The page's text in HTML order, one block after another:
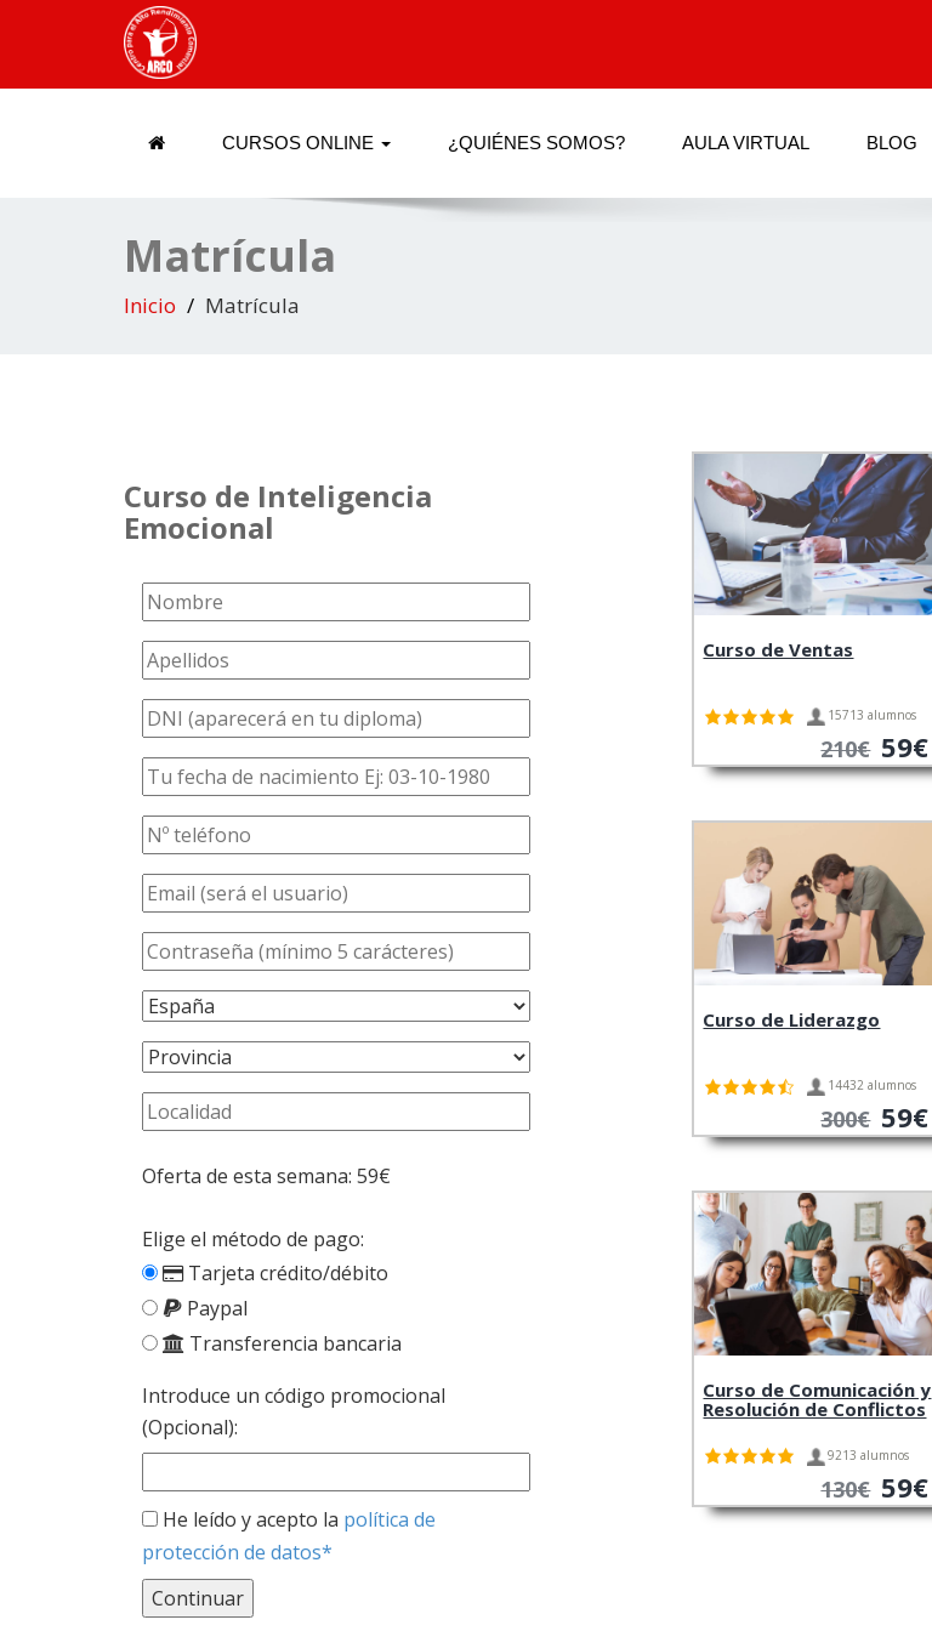
CURSOS ONLINE ¿QUIÉNES SOMOS? AULA VIRTUAL BLOG
Matrícula
Inicio Matrícula
Curso de Inteligencia
Emocional
Oferta de esta semana: 59€
Elige el método de pago:
Tarjeta crédito/débito
Paypal
Transferencia bancaria
Introduce un código promocional
(Opcional):
He leído y acepto la política de
protección de datos*
Curso de Ventas
15713 alumnos
210€ 59€
Curso de Liderazgo
14432 alumnos
300€ 59€
Curso de Comunicación y
Resolución de Conflictos
9213 alumnos
130€ 59€